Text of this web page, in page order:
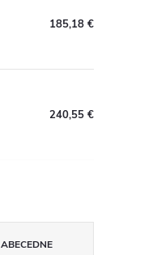
185,18 €
240,55 €
ABECEDNE